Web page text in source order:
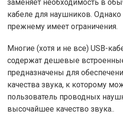
заменяет необходимость в
кабеле для наушников.
прежнему имеет ограничения.
Многие (хотя и не все) USB-
содержат дешевые
предназначены для
качества звука, к которому
пользователь проводных
высочайшее качество звука..